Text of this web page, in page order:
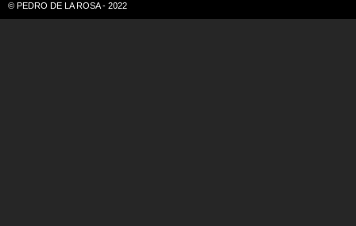
© PEDRO DE LA ROSA - 2022